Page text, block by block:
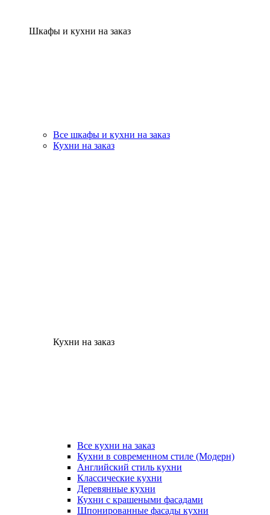
Шкафы и кухни на заказ
Все шкафы и кухни на заказ
Кухни на заказ
Кухни на заказ
Все кухни на заказ
Кухни в современном стиле (Модерн)
Английский стиль кухни
Классические кухни
Деревянные кухни
Кухни с крашеными фасадами
Шпонированные фасады кухни